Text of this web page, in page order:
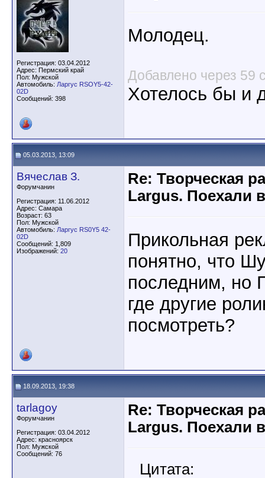
Регистрация: 03.04.2012
Адрес: Пермский край
Пол: Мужской
Автомобиль: Ларгус RSOY5-42-
02D
Сообщений: 398
Молодец.
Добавлено через 59
Хотелось бы и
05.03.2013, 13:09
Вячеслав З.
Форумчанин
Регистрация: 11.06.2012
Адрес: Самара
Возраст: 63
Пол: Мужской
Автомобиль: Ларгус RS0Y5 42-
02D
Сообщений: 1,809
Изображений: 20
Re: Творческая
Largus. Поехали
Прикольная
понятно, что
последним, но
где другие
посмотреть?
18.09.2013, 19:38
tarlagoy
Форумчанин
Регистрация: 03.04.2012
Адрес: красноярск
Пол: Мужской
Сообщений: 76
Re: Творческая
Largus. Поехали
Цитата: